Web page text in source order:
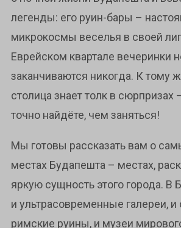
легенды: его руин-бары –
микрокосмы веселья в своей
Еврейском квартале вечеринки
заканчиваются никогда. К тому
столица знает толк в сюрпризах
точно найдёте, чем заняться!
Мы готовы рассказать вам о
местах Будапешта – местах,
яркую сущность этого города. В
и ультрасовременные галереи,
римские руины, и музеи